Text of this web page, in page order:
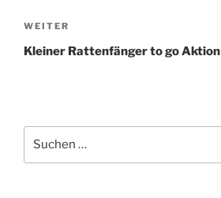
Nächster
Beitrag
WEITER
Kleiner Rattenfänger to go Aktion
nach: